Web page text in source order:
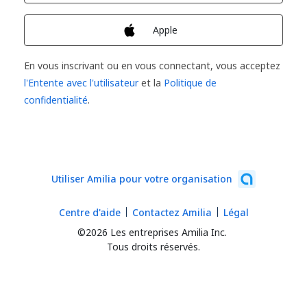
Apple
En vous inscrivant ou en vous connectant, vous acceptez
l'Entente avec l'utilisateuret la Politique de
confidentialité.
Utiliser Amilia pour votre organisation
©2026 Les entreprises Amilia Inc.
Tous droits réservés.
Centre d'aide Contactez Amilia Légal